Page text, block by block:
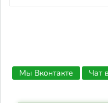
Мы Вконтакте Чат